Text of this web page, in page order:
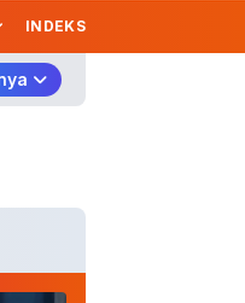
INDEKS